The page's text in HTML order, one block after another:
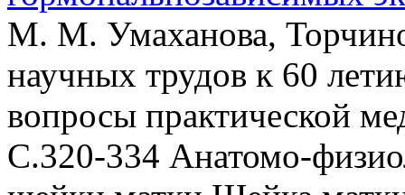
М. М. Умаханова,
научных трудов к 60
вопросы практической
С.320-334 Анатомо-